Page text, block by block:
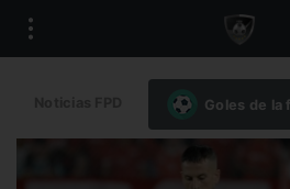
Goles de la